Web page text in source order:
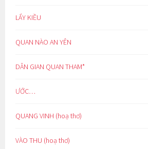
LẨY KIỀU
QUAN NÀO AN YÊN
DÂN GIAN QUAN THAM*
ƯỚC…
QUANG VINH (hoạ thơ)
VÀO THU (hoạ thơ)